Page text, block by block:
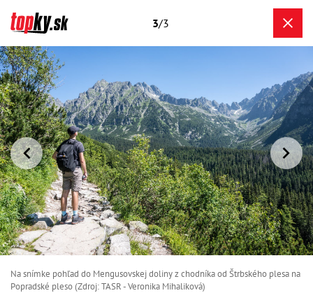
3/3
Na snímke pohľad do Mengusovskej doliny z chodníka od Štrbského plesa na
Popradské pleso (Zdroj: TASR - Veronika Mihaliková)